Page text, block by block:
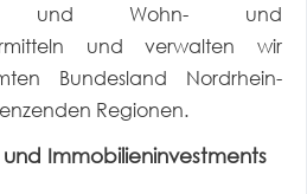
und Wohn- und
und verwalten wir
Bundesland Nordrhein-
Regionen.
Immobilieninvestments